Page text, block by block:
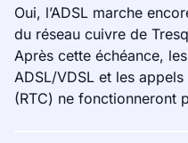
Oui, l’ADSL marche
du réseau cuivre de
Après cette échéance,
ADSL/VDSL et les
(RTC) ne fonctionneront